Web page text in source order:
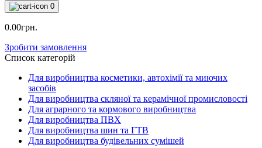
0
0.00грн.
Зробити замовлення
Список категорій
Для виробництва косметики, автохімії та миючих
засобів
Для виробництва скляної та керамічної промисловості
Для аграрного та кормового виробництва
Для виробництва ПВХ
Для виробництва шин та ГТВ
Для виробництва будівельних сумішей